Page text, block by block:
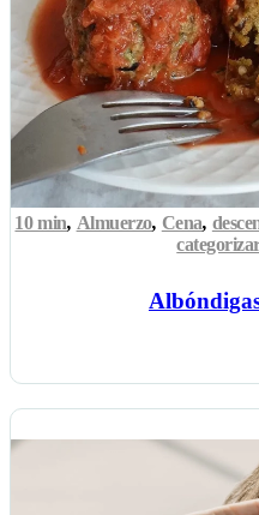
10 min, Almuerzo, Cena,